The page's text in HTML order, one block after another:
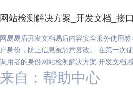
网站检测解决方案_开发文档_接
网易易盾开发文档易盾内容安全服务使用
户身份，防止信息被恶意篡改。 在第一次
调用者的身份网站检测解决方案,开发文档,
来自：帮助中心